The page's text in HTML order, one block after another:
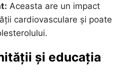
Aceasta are un impact
cardiovasculare și poate
și educația